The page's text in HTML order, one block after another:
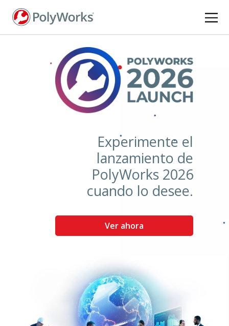
Pasar
Experimente el
lanzamiento de
PolyWorks 2026
cuando lo desee.
Ver ahora